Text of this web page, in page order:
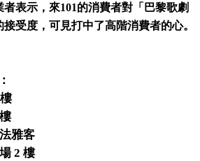
表示，來101的消費者對「巴黎歌劇
受度，可見打中了高階消費者的心。
雅客
2 樓